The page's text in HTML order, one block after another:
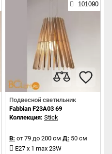
101090
Подвесной светильник
Fabbian F23A03 69
Коллекция: Stick
В: от 79 до 200 см Д: 50 см
E27 x 1 max 23W